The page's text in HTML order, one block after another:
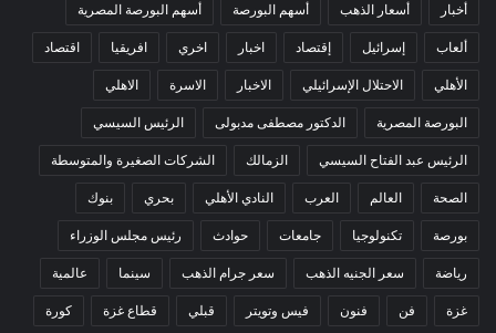
أخبار أسعار الذهب أسهم البورصة أسهم البورصة المصرية
ألعاب إسرائيل إقتصاد اخبار اخري افريقيا اقتصاد
الأهلي الاحتلال الإسرائيلي الاخبار الاسرة الاهلي
البورصة المصرية الدكتور مصطفى مدبولى الرئيس السيسي
الرئيس عبد الفتاح السيسي الزمالك الشركات الصغيرة والمتوسطة
الصحة العالم العرب النادي الأهلي بحري بنوك
بورصة تكنولوجيا جامعات حوادث رئيس مجلس الوزراء
رياضة سعر الجنيه الذهب سعر جرام الذهب سينما عالمية
غزة فن فنون فيس وتويتر قبلي قطاع غزة كورة